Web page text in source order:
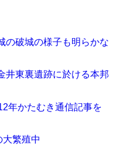
の破城の様子も明らかな
井東裏遺跡に於ける本邦
年かたむき通信記事を
繁殖中